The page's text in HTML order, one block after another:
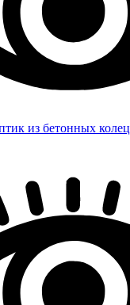
из бетонных колец